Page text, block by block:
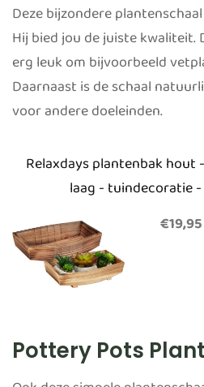
Deze bijzondere
Hij bied jou de juiste kwaliteit.
erg leuk om bijvoorbeeld
Daarnaast is de schaal
voor andere doeleinden.
Relaxdays plantenbak
laag - tuindecoratie
€19,95
Pottery Pots